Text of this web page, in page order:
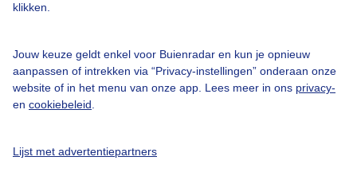
klikken.
Jouw keuze geldt enkel voor Buienradar en kun je opnieuw
aanpassen of intrekken via “Privacy-instellingen” onderaan onze
website of in het menu van onze app. Lees meer in ons privacy-
en cookiebeleid
Lijst met advertentiepartners
Adverteren
Privacy beleid
Cookie beleid